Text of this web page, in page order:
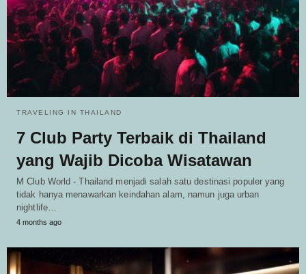
TRAVELING IN THAILAND
7 Club Party Terbaik di Thailand
yang Wajib Dicoba Wisatawan
M Club World - Thailand menjadi salah satu destinasi populer yang
tidak hanya menawarkan keindahan alam, namun juga urban
nightlife…
4 months ago